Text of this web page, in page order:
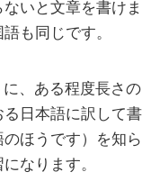
いと文章を書けま
も同じです。
、ある程度長さの
日本語に訳して書
ほうです）を知ら
なります。